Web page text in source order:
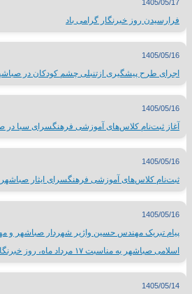
1405/05/17
فرارسیدن روز خبرنگار گرامی باد
1405/05/16
اجرای طرح پیشگیری ازتنبلی چشم کودکان در
1405/05/16
آغاز ثبت‌نام کلاس‌های آموزشی فرهنگسرای سبا در
1405/05/16
ثبت‌نام کلاس‌های آموزشی فرهنگسرای ایثار
1405/05/16
پیام تبریک مهندس حسین واژیر شهردار صباشهر
اسلامی صباشهر به مناسبت ۱۷ مرداد ماه، روز خبرنگار:
1405/05/14